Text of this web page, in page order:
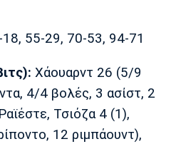
Μίλαν Μπάγερν
Παρί Σεν
Ζερμέν
Μαρσέιγ
18, 55-29, 70-53, 94-71
Χάουαρντ 26 (5/9
4/4 βολές, 3 ασίστ, 2
Τσιόζα 4 (1),
12 ριμπάουντ),